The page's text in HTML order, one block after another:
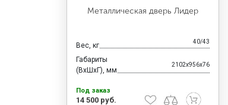
Металлическая дверь Лидер
Вес, кг 40/43
Габариты
(ВхШхГ), мм
2102x956x76
Под заказ
14 500 руб.